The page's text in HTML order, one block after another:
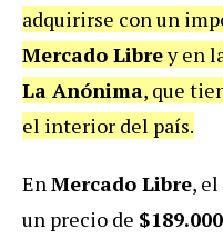
adquirirse con un
Mercado Librey en
La Anónima, que
el interior del país.
EnMercado Libre,
un precio de $189.000